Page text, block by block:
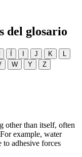
del glosario
Í I J K
L
W Y Z
other than itself, often
example, water
to adhesive forces